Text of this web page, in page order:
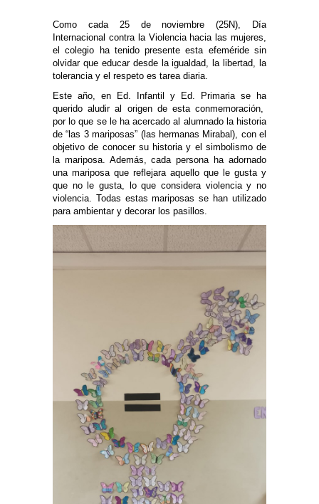
Como cada 25 de noviembre (25N), Día
Internacional contra la Violencia hacia las mujeres,
el colegio ha tenido presente esta efeméride sin
olvidar que educar desde la igualdad, la libertad, la
tolerancia y el respeto es tarea diaria.
Este año, en Ed. Infantil y Ed. Primaria se ha
querido aludir al origen de esta conmemoración,
por lo que se le ha acercado al alumnado la historia
de “las 3 mariposas” (las hermanas Mirabal), con el
objetivo de conocer su historia y el simbolismo de
la mariposa. Además, cada persona ha adornado
una mariposa que reflejara aquello que le gusta y
que no le gusta, lo que considera violencia y no
violencia. Todas estas mariposas se han utilizado
para ambientar y decorar los pasillos.